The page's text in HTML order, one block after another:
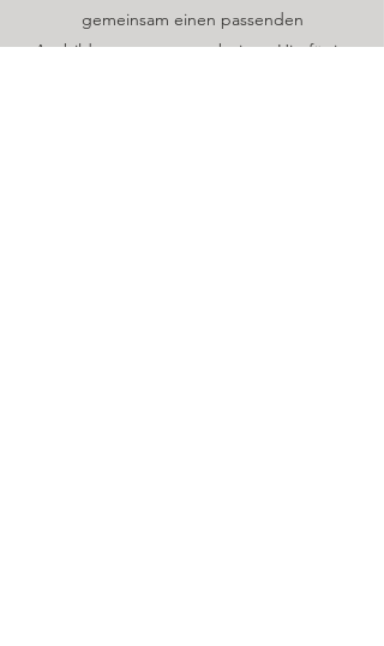
gemeinsam einen passenden
Ausbildungsweg zu erarbeiten. Hierfür ist